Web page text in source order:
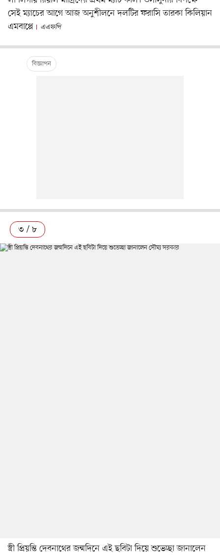
সেই ম্যাচের আগে আজ অনুশীলনে দলটির ফরাসি তারকা কিলিয়ান
এমবাপ্পে
এএফপি
৩ / ৮
স্ত্রী প্রিয়ন্তি দেবনাথের জন্মদিনে এই ছবিটা দিয়ে শুভেচ্ছা জানালেন